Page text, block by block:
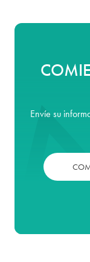
Envíe su